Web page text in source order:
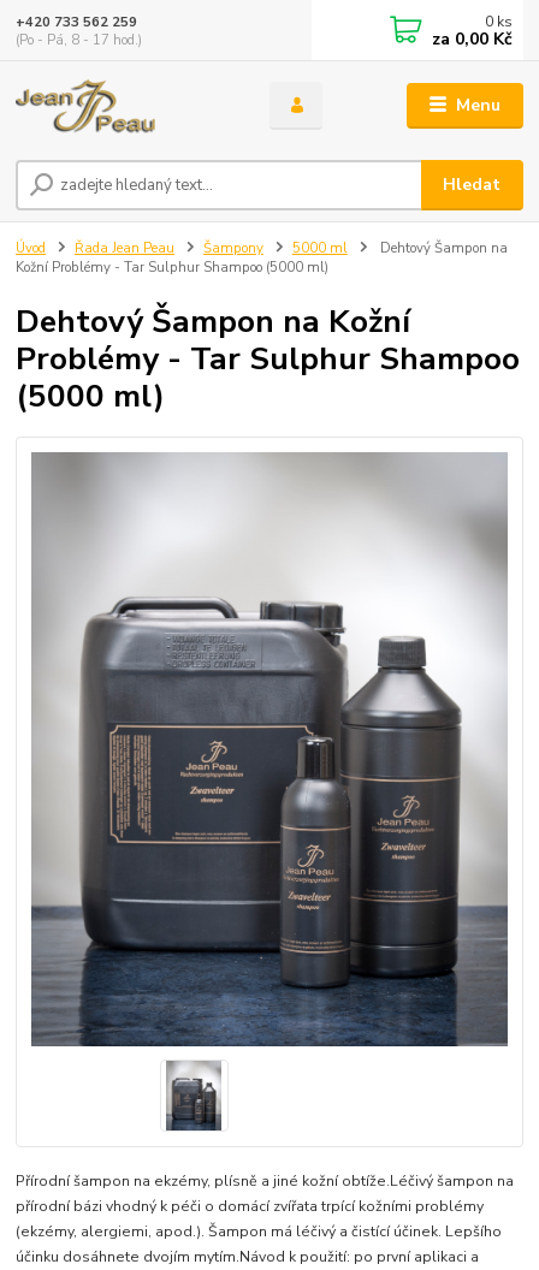
Menu
Hledat
+420 733 562 259
(Po - Pá, 8 - 17 hod.)
0 ks
za 0,00 Kč
Úvod Řada Jean Peau Šampony 5000 ml
Dehtový Šampon na
Kožní Problémy - Tar Sulphur Shampoo (5000 ml)
Dehtový Šampon na Kožní
Problémy - Tar Sulphur Shampoo
(5000 ml)
Přírodní šampon na ekzémy, plísně a jiné kožní obtíže.Léčivý šampon na
přírodní bázi vhodný k péči o domácí zvířata trpící kožními problémy
(ekzémy, alergiemi, apod.). Šampon má léčivý a čistící účinek. Lepšího
účinku dosáhnete dvojím mytím.Návod k použití: po první aplikaci a